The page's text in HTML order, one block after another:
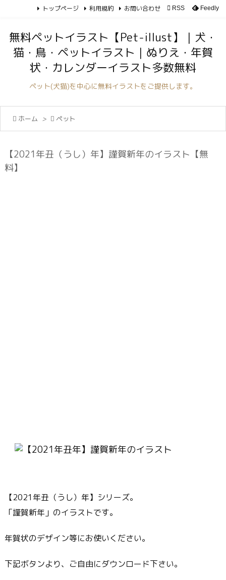


サイド

トップページ 利用規約 お問い合わせ  RSS Feedly
無料ペットイラスト【Pet-illust】｜犬・
猫・鳥・ペットイラスト｜ぬりえ・年賀
状・カレンダーイラスト多数無料
ペット(犬猫)を中心に無料イラストをご提供します。
 ホーム >  ペット
【2021年丑（うし）年】謹賀新年のイラスト【無
料】
【2021年丑（うし）年】シリーズ。
「謹賀新年」のイラストです。
年賀状のデザイン等にお使いください。
下記ボタンより、ご自由にダウンロード下さい。